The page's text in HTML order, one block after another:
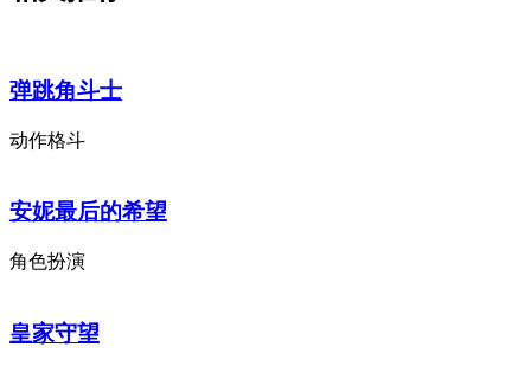
弹跳角斗士
动作格斗
安妮最后的希望
角色扮演
皇家守望